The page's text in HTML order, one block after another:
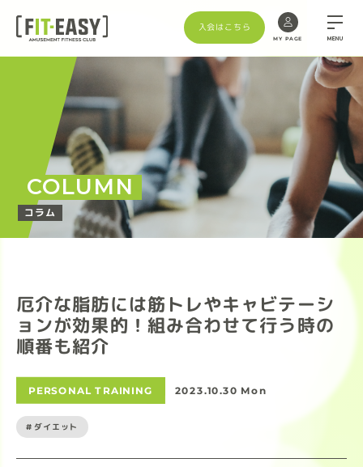
入会はこちら
MY PAGE MENU
COLUMN
コラム
厄介な脂肪には筋トレやキャビテーシ
ョンが効果的！組み合わせて行う時の
順番も紹介
PERSONAL TRAINING 2023.10.30 Mon
#ダイエット